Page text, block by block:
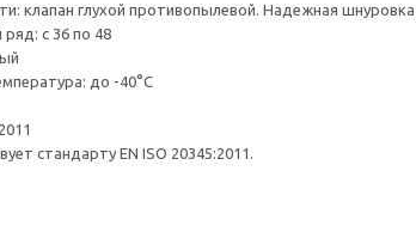
клапан глухой противопылевой. Надежная
с 36 по 48
до -40°C
стандарту EN ISO 20345:2011.